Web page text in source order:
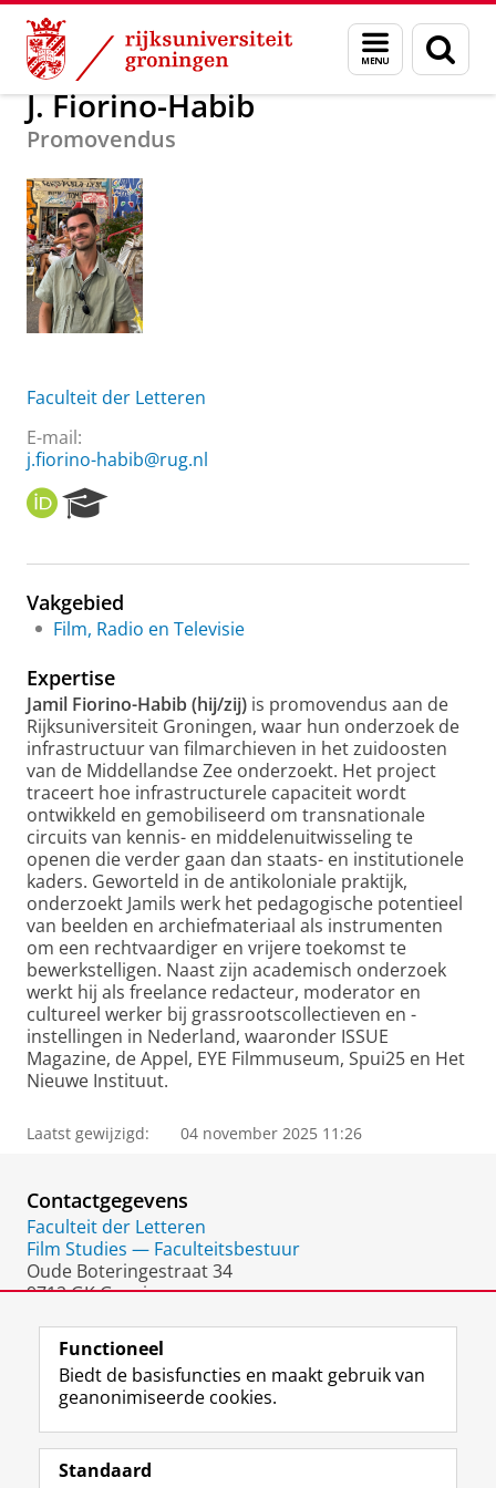
Skip
Content
Skip
Navigation
Menu
en
zoeken
Over ons J. Fiorino-Habib
J. Fiorino-Habib
Promovendus
Faculteit der Letteren
E-mail:
j.fiorino-habib@rug.nl
O
R
I
e
r
c
P
o
r
t
a
l
Vakgebied
Film, Radio en Televisie
Expertise
Jamil Fiorino-Habib (hij/zij) is promovendus aan de
Rijksuniversiteit Groningen, waar hun onderzoek de
infrastructuur van filmarchieven in het zuidoosten
van de Middellandse Zee onderzoekt. Het project
traceert hoe infrastructurele capaciteit wordt
ontwikkeld en gemobiliseerd om transnationale
circuits van kennis- en middelenuitwisseling te
openen die verder gaan dan staats- en institutionele
kaders. Geworteld in de antikoloniale praktijk,
onderzoekt Jamils ​​werk het pedagogische potentieel
van beelden en archiefmateriaal als instrumenten
om een ​​rechtvaardiger en vrijere toekomst te
bewerkstelligen. Naast zijn academisch onderzoek
werkt hij als freelance redacteur, moderator en
cultureel werker bij grassrootscollectieven en -
instellingen in Nederland, waaronder ISSUE
Magazine, de Appel, EYE Filmmuseum, Spui25 en Het
Nieuwe Instituut.
Laatst gewijzigd: 04 november 2025 11:26
Contactgegevens
Faculteit der Letteren
Film Studies — Faculteitsbestuur
Oude Boteringestraat 34
9712 GK Groningen
Volg de RUG
F
a
L
i
R
S
I
n
Y
o
Functioneel
Biedt de basisfuncties en maakt gebruik van
geanonimiseerde cookies.
Standaard